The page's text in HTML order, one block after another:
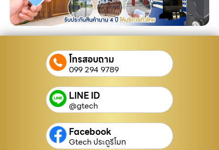
โทรสอบถาม
099 294 9789
LINE ID
@gtech
Facebook
Gtech ประตูรีโมท